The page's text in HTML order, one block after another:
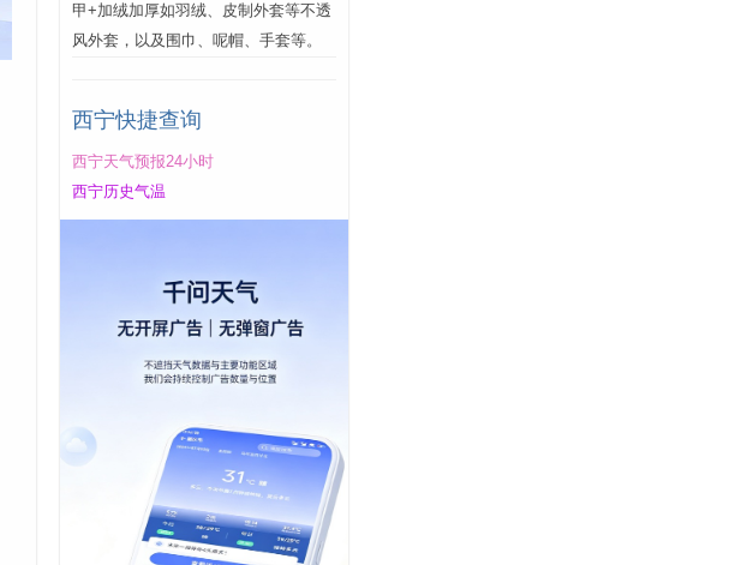
甲+加绒加厚如羽绒、皮制外套等不透
风外套，以及围巾、呢帽、手套等。
西宁快捷查询
西宁天气预报24小时
西宁历史气温